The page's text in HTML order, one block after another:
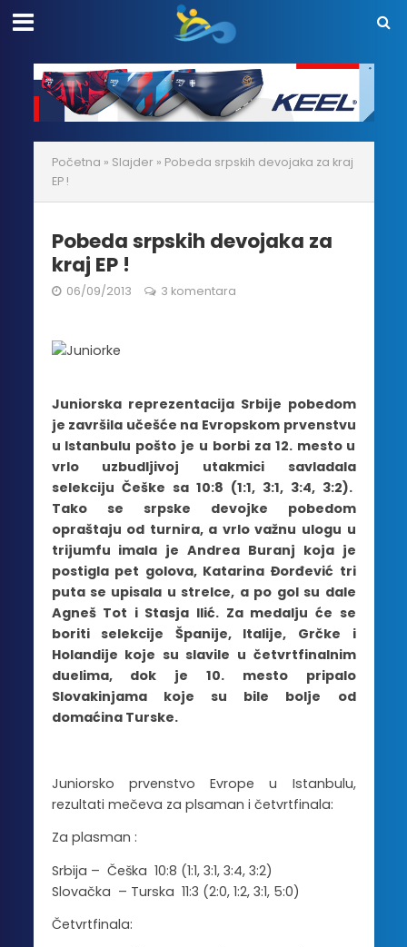
Početna » Slajder » Pobeda srpskih devojaka za kraj
EP !
Pobeda srpskih devojaka za
kraj EP !
06/09/2013 3 komentara
Juniorska reprezentacija Srbije pobedom
je završila učešće na Evropskom prvenstvu
u Istanbulu pošto je u borbi za 12. mesto u
vrlo uzbudljivoj utakmici savladala
selekciju Češke sa 10:8 (1:1, 3:1, 3:4, 3:2).
Tako se srpske devojke pobedom
opraštaju od turnira, a vrlo važnu ulogu u
trijumfu imala je Andrea Buranj koja je
postigla pet golova, Katarina Đorđević tri
puta se upisala u strelce, a po gol su dale
Agneš Tot i Stasja Ilić. Za medalju će se
boriti selekcije Španije, Italije, Grčke i
Holandije koje su slavile u četvrtfinalnim
duelima, dok je 10. mesto pripalo
Slovakinjama koje su bile bolje od
domaćina Turske.
Juniorsko prvenstvo Evrope u Istanbulu,
rezultati mečeva za plsaman i četvrtfinala:
Za plasman :
Srbija – Češka 10:8 (1:1, 3:1, 3:4, 3:2)
Slovačka – Turska 11:3 (2:0, 1:2, 3:1, 5:0)
Četvrtfinala: